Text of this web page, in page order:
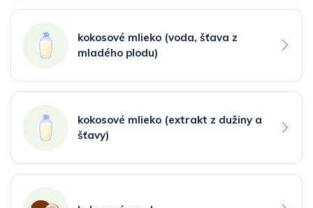
kokosové mlieko (voda, šťava z
mladého plodu)
kokosové mlieko (extrakt z dužiny a
šťavy)